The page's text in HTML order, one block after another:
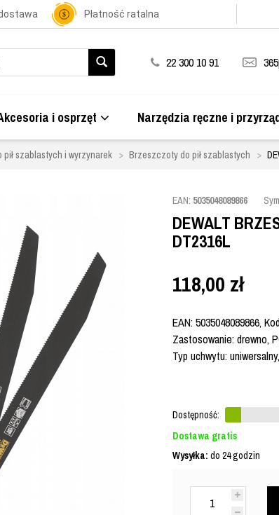
Płatność ratalna
22 300 10 91
i osprzęt Narzędzia ręczne i
pił szablastych i wyrzynarek Brzeszczoty do pił szablastych
EAN: 5035048089866
DEWALT
DT2316L
118,00 zł
EAN: 5035048089866,
Zastosowanie: drewno,
Typ uchwytu:
Dostępność:
Dostawa gratis
Wysyłka: do 24 godzin